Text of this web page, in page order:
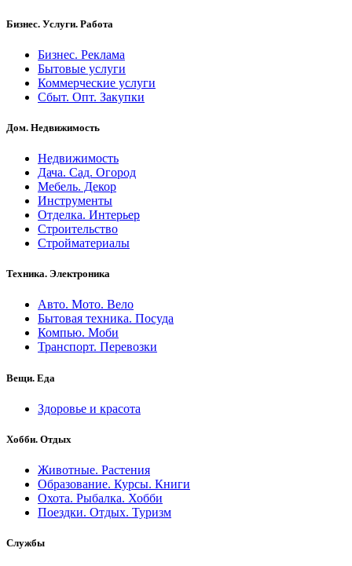
Бизнес. Услуги. Работа
Бизнес. Реклама
Бытовые услуги
Коммерческие услуги
Сбыт. Опт. Закупки
Дом. Недвижимость
Недвижимость
Дача. Сад. Огород
Мебель. Декор
Инструменты
Отделка. Интерьер
Строительство
Стройматериалы
Техника. Электроника
Авто. Мото. Вело
Бытовая техника. Посуда
Компью. Моби
Транспорт. Перевозки
Вещи. Еда
Здоровье и красота
Хобби. Отдых
Животные. Растения
Образование. Курсы. Книги
Охота. Рыбалка. Хобби
Поездки. Отдых. Туризм
Службы